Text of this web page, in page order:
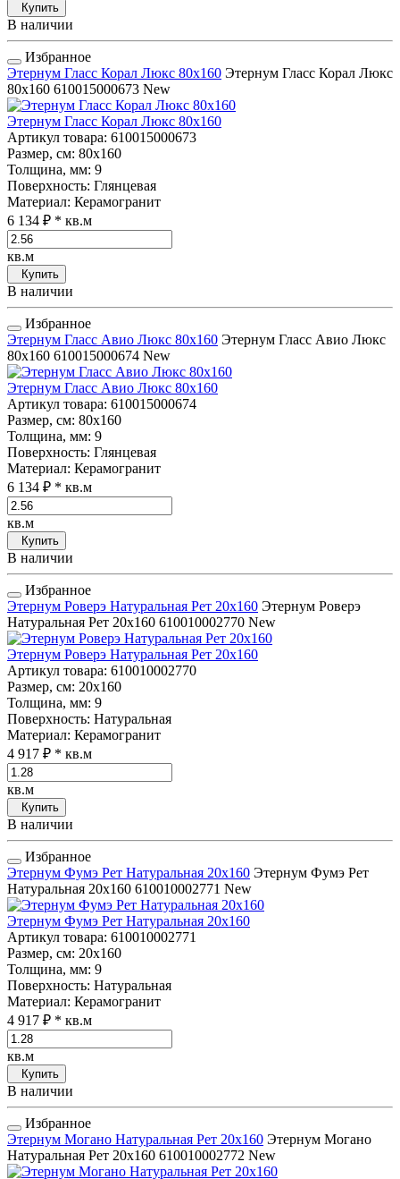
Купить
В наличии
Избранное
Этернум Гласс Корал Люкс 80x160 Этернум Гласс Корал Люкс
80x160 610015000673 New
Этернум Гласс Корал Люкс 80x160
Артикул товара: 610015000673
Размер, см: 80x160
Толщина, мм: 9
Поверхность: Глянцевая
Материал: Керамогранит
6 134 ₽ * кв.м
кв.м
Купить
В наличии
Избранное
Этернум Гласс Авио Люкс 80x160 Этернум Гласс Авио Люкс
80x160 610015000674 New
Этернум Гласс Авио Люкс 80x160
Артикул товара: 610015000674
Размер, см: 80x160
Толщина, мм: 9
Поверхность: Глянцевая
Материал: Керамогранит
6 134 ₽ * кв.м
кв.м
Купить
В наличии
Избранное
Этернум Роверэ Натуральная Рет 20x160 Этернум Роверэ
Натуральная Рет 20x160 610010002770 New
Этернум Роверэ Натуральная Рет 20x160
Артикул товара: 610010002770
Размер, см: 20x160
Толщина, мм: 9
Поверхность: Натуральная
Материал: Керамогранит
4 917 ₽ * кв.м
кв.м
Купить
В наличии
Избранное
Этернум Фумэ Рет Натуральная 20x160 Этернум Фумэ Рет
Натуральная 20x160 610010002771 New
Этернум Фумэ Рет Натуральная 20x160
Артикул товара: 610010002771
Размер, см: 20x160
Толщина, мм: 9
Поверхность: Натуральная
Материал: Керамогранит
4 917 ₽ * кв.м
кв.м
Купить
В наличии
Избранное
Этернум Могано Натуральная Рет 20x160 Этернум Могано
Натуральная Рет 20x160 610010002772 New